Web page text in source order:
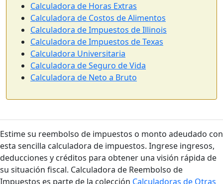
Calculadora de Horas Extras
Calculadora de Costos de Alimentos
Calculadora de Impuestos de Illinois
Calculadora de Impuestos de Texas
Calculadora Universitaria
Calculadora de Seguro de Vida
Calculadora de Neto a Bruto
Estime su reembolso de impuestos o monto adeudado con
esta sencilla calculadora de impuestos. Ingrese ingresos,
deducciones y créditos para obtener una visión rápida de
su situación fiscal. Calculadora de Reembolso de
Impuestos es parte de la colección Calculadoras de Otras